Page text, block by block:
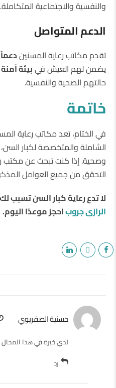
والنفسية والاجتماعية المتكاملة.
الدعم المتواصل
تقدم مكاتب رعاية المسنين
يضمن لهم العيش فيبيئة آمنة
حالتهم الصحية والنفسية.
خاتمة
في الختام، تعد مكاتب رعاية
الشاملة والمتخصصة لكبار
وصحية. إذا كنت تبحث عن مكتب
التحقق من جميع العوامل
لا تدع رعاية كبار السن تسبب
الرازى جروباحجز موعدًا اليوم.
حسنية الصفريوي
لدي خبرة في هذا المجال
رد